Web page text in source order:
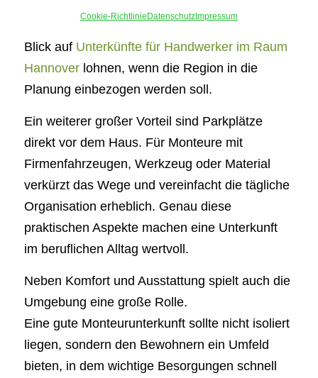
Cookie-RichtlinieDatenschutzImpressum
Projekte im erweiterten Umfeld kann sich ein
Blick auf Unterkünfte für Handwerker im Raum
Hannoverlohnen, wenn die Region in die
Planung einbezogen werden soll.
Ein weiterer großer Vorteil sind Parkplätze
direkt vor dem Haus. Für Monteure mit
Firmenfahrzeugen, Werkzeug oder Material
verkürzt das Wege und vereinfacht die tägliche
Organisation erheblich. Genau diese
praktischen Aspekte machen eine Unterkunft
im beruflichen Alltag wertvoll.
Neben Komfort und Ausstattung spielt auch die
Umgebung eine große Rolle.
Eine gute Monteurunterkunft sollte nicht isoliert
liegen, sondern den Bewohnern ein Umfeld
bieten, in dem wichtige Besorgungen schnell